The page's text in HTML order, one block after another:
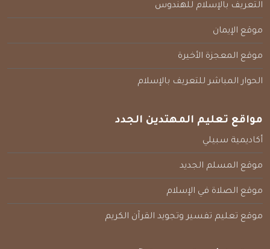
التعريف بالإسلام للهندوس
موقع الإيمان
موقع المعجزة الأخيرة
الحوار المباشر للتعريف بالإسلام
مواقع تعليم المهتدين الجدد
أكاديمية سبيلي
موقع المسلم الجديد
موقع الصلاة في الإسلام
موقع تعليم تفسير وتجويد القرآن الكريم